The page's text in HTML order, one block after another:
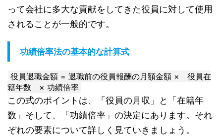
って会社に多大な貢献をしてきた役員に対して使用
されることが一般的です。
功績倍率法の基本的な計算式
役員退職金額 = 退職前の役員報酬の月額金額 × 役員在
籍年数 × 功績倍率
この式のポイントは、「役員の月収」と「在籍年
数」そして、「功績倍率」の決定にあります。それ
ぞれの要素について詳しく見ていきましょう。